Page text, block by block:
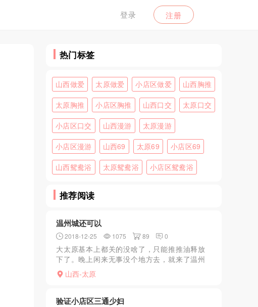
登录 注册
热门标签
山西做爱 太原做爱 小店区做爱 山西胸推
太原胸推 小店区胸推 山西口交 太原口交
小店区口交 山西漫游 太原漫游
小店区漫游 山西69 太原69 小店区69
山西鸳鸯浴 太原鸳鸯浴 小店区鸳鸯浴
推荐阅读
温州城还可以
2018-12-25 1075 89 0
大太原基本上都关的没啥了，只能推推油释放
下了。晚上闲来无事没个地方去，就来了温州
城，进去一看都是大白腿眼花缭乱的还真不好
选，最后选了个年轻的骨干的，带着过了两道
山西-太原
验证小店区三通少妇